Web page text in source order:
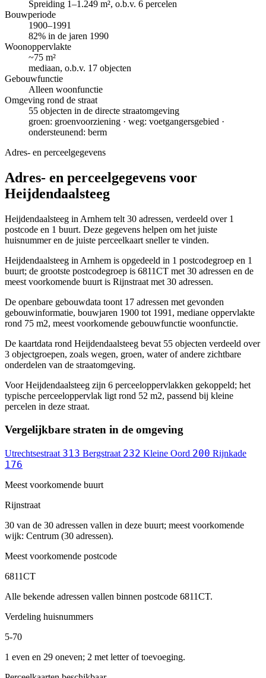
Spreiding 1–1.249 m², o.b.v. 6 percelen
Bouwperiode
1900–1991
82% in de jaren 1990
Woonoppervlakte
~75 m²
mediaan, o.b.v. 17 objecten
Gebouwfunctie
Alleen woonfunctie
Omgeving rond de straat
55 objecten in de directe straatomgeving
groen: groenvoorziening · weg: voetgangersgebied ·
ondersteunend: berm
Adres- en perceelgegevens
Adres- en perceelgegevens voor
Heijdendaalsteeg
Heijdendaalsteeg in Arnhem telt 30 adressen, verdeeld over 1
postcode en 1 buurt. Deze gegevens helpen om het juiste
huisnummer en de juiste perceelkaart sneller te vinden.
Heijdendaalsteeg in Arnhem is opgedeeld in 1 postcodegroep en 1
buurt; de grootste postcodegroep is 6811CT met 30 adressen en de
meest voorkomende buurt is Rijnstraat met 30 adressen.
De openbare gebouwdata toont 17 adressen met gevonden
gebouwinformatie, bouwjaren 1900 tot 1991, mediane oppervlakte
rond 75 m2, meest voorkomende gebouwfunctie woonfunctie.
De kaartdata rond Heijdendaalsteeg bevat 55 objecten verdeeld over
3 objectgroepen, zoals wegen, groen, water of andere zichtbare
onderdelen van de straatomgeving.
Voor Heijdendaalsteeg zijn 6 perceeloppervlakken gekoppeld; het
typische perceeloppervlak ligt rond 52 m2, passend bij kleine
percelen in deze straat.
Vergelijkbare straten in de omgeving
Utrechtsestraat 313 Bergstraat 232 Kleine Oord 200 Rijnkade
176
Meest voorkomende buurt
Rijnstraat
30 van de 30 adressen vallen in deze buurt; meest voorkomende
wijk: Centrum (30 adressen).
Meest voorkomende postcode
6811CT
Alle bekende adressen vallen binnen postcode 6811CT.
Verdeling huisnummers
5-70
1 even en 29 oneven; 2 met letter of toevoeging.